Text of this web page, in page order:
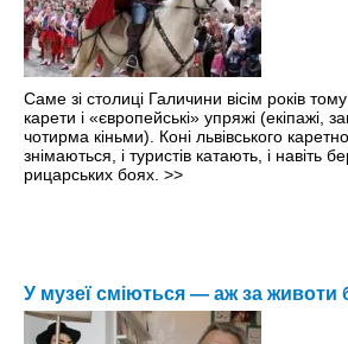
Саме зі столиці Галичини вісім років
карети і «європейські» упряжі (екіпажі,
чотирма кіньми). Коні львівського
знімаються, і туристів катають, і навіть
рицарських боях. >>
У музеї сміються — аж за животи